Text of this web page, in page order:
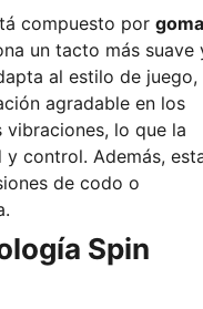
compuesto por goma
un tacto más suave
al estilo de juego,
agradable en los
control. Además,
de codo o
Spin